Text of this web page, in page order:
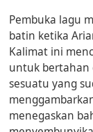
Pembuka lagu
batin ketika
Kalimat ini
untuk bertahan
sesuatu yang
menegaskan